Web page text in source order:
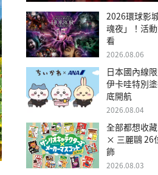
2026環球影
魂夜」！活
看
2026.08.06
日本國內線
伊卡哇特別
底開航
2026.08.04
全部都想收
× 三麗鷗 26
飾
2026.08.03